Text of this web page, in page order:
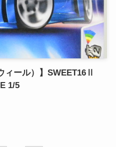
ィール）】SWEET16Ⅱ
1/5